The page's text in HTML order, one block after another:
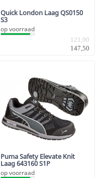
Quick London Laag QS0150
S3
op voorraad
121,90
147,50
Puma Safety Elevate Knit
Laag 643160 S1P
op voorraad